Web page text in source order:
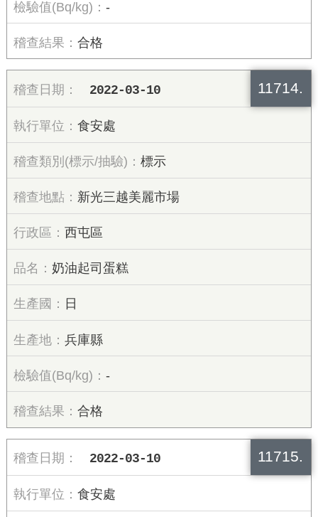
-
合格
11714.
2022-03-10
食安處
標示
新光三越美麗市場
西屯區
奶油起司蛋糕
日
兵庫縣
-
合格
11715.
2022-03-10
食安處